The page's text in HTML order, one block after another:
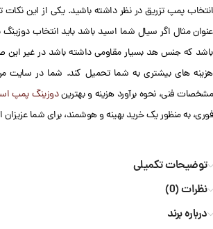
انتخاب پمپ تزریق در نظر داشته باشید. یکی از این
عنوان مثال اگر سیال شما اسید باشد باید انتخاب
باشد که جنس هد بسیار مقاومی داشته باشد در غیر
هزینه های بیشتری به شما تحمیل کند. شما در سایت
مشخصات فنی، نحوه برآورد هزینه و بهتریندوزینگ پمپ
فوری، به منظور یک خرید بهینه و هوشمند، برای شما عزیزان
توضیحات تکمیلی
نظرات (0)
درباره برند